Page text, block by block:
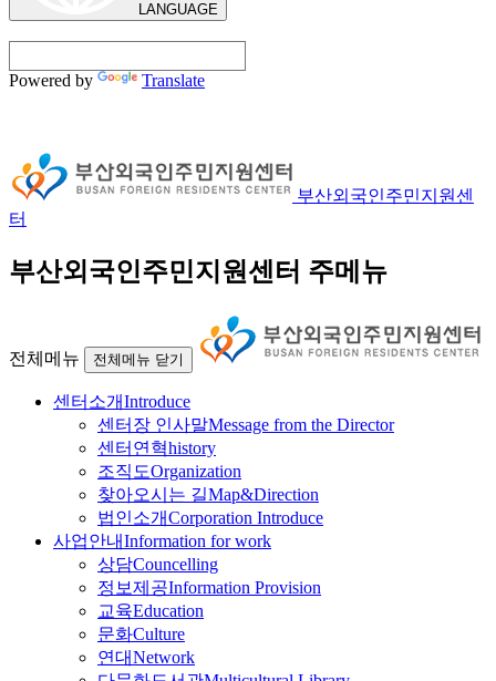
LANGUAGE
Powered by Translate
부산외국인주민지원센
터
부산외국인주민지원센터 주메뉴
전체메뉴 전체메뉴 닫기
센터소개Introduce
센터장 인사말Message from the Director
센터연혁history
조직도Organization
찾아오시는 길Map&Direction
법인소개Corporation Introduce
사업안내Information for work
상담Councelling
정보제공Information Provision
교육Education
문화Culture
연대Network